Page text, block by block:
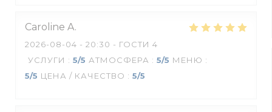
Caroline A
2026-08-04 - 20:30 - ГОСТИ 4
УСЛУГИ : 5/5 АТМОСФЕРА : 5/5 МЕНЮ :
5/5 ЦЕНА / КАЧЕСТВО : 5/5